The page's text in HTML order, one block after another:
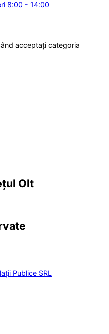
8:00 - 14:00
acceptați categoria
Olt
Publice SRL